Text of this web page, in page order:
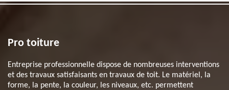
Pro toiture
Entreprise professionnelle dispose de nombreuses interventions
et des travaux satisfaisants en travaux de toit. Le matériel, la
forme, la pente, la couleur, les niveaux, etc. permettent